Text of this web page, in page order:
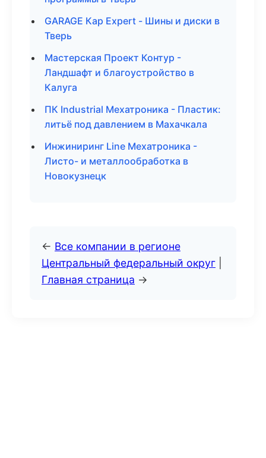
GARAGE Кар Expert - Шины и диски в
Тверь
Мастерская Проект Контур -
Ландшафт и благоустройство в
Калуга
ПК Industrial Мехатроника - Пластик:
литьё под давлением в Махачкала
Инжиниринг Line Мехатроника -
Листо- и металлообработка в
Новокузнецк
← Все компании в регионе
Центральный федеральный округ
Главная страница →